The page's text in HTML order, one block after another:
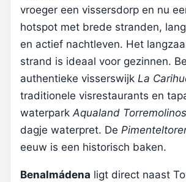
vroeger een vissersdorp en nu
hotspot met brede stranden,
en actief nachtleven. Het
strand is ideaal voor gezinnen.
authentieke visserswijk La
traditionele visrestaurants en
waterparkAqualand Torremolinos
dagje waterpret. De
eeuw is een historisch baken.
Benalmádena ligt direct naast